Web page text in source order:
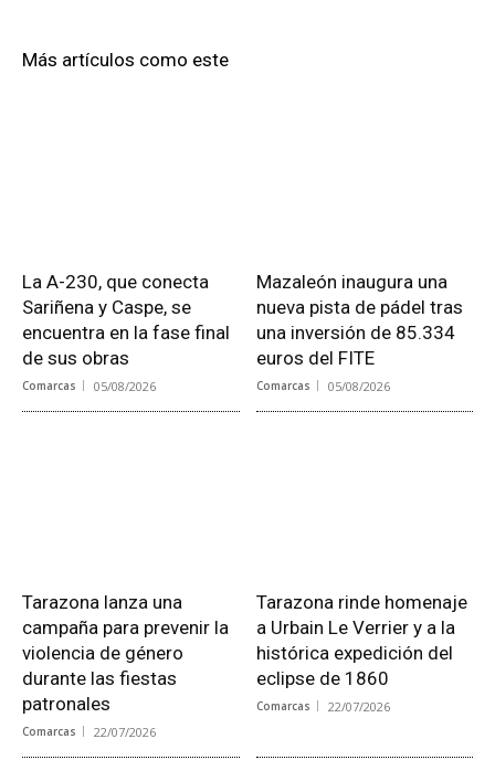
Más artículos como este
La A-230, que conecta
Sariñena y Caspe, se
encuentra en la fase final
de sus obras
Comarcas 05/08/2026
Mazaleón inaugura una
nueva pista de pádel tras
una inversión de 85.334
euros del FITE
Comarcas 05/08/2026
Tarazona lanza una
campaña para prevenir la
violencia de género
durante las fiestas
patronales
Comarcas 22/07/2026
Tarazona rinde homenaje
a Urbain Le Verrier y a la
histórica expedición del
eclipse de 1860
Comarcas 22/07/2026